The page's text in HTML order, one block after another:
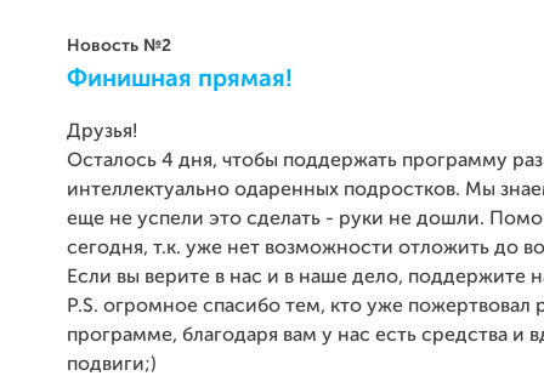
Новость №2
Финишная прямая!
Друзья!
Осталось 4 дня, чтобы поддержать программу
интеллектуально одаренных подростков. Мы
еще не успели это сделать - руки не дошли.
сегодня, т.к. уже нет возможности отложить до
Если вы верите в нас и в наше дело, поддержите
P.S. огромное спасибо тем, кто уже пожертвовал
программе, благодаря вам у нас есть средства и
подвиги;)